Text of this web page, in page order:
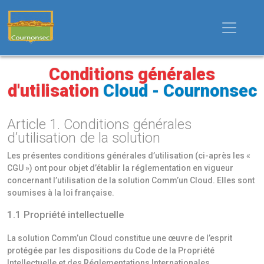
Conditions générales
d'utilisation Cloud - Cournonsec
Article 1. Conditions générales
d’utilisation de la solution
Les présentes conditions générales d’utilisation (ci-après les «
CGU ») ont pour objet d’établir la réglementation en vigueur
concernant l’utilisation de la solution Comm’un Cloud. Elles sont
soumises à la loi française.
1.1 Propriété intellectuelle
La solution Comm’un Cloud constitue une œuvre de l’esprit
protégée par les dispositions du Code de la Propriété